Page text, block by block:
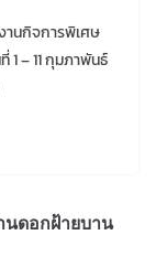
านกิจการพิเศษ
1 – 11 กุมภาพันธ์
นดอกฝ้ายบาน